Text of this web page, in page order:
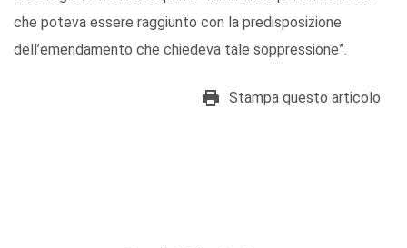
che poteva essere raggiunto con la predisposizione
dell’emendamento che chiedeva tale soppressione”.
Stampa questo articolo